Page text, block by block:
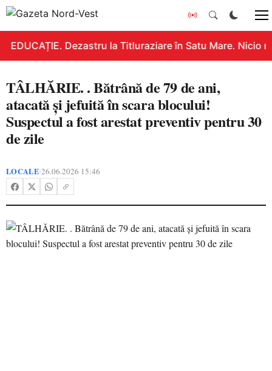
EDUCAȚIE. Dezastru la Titluraziare în Satu Mare. Nicio
TÂLHĂRIE. . Bătrână de 79 de ani,
atacată și jefuită în scara blocului!
Suspectul a fost arestat preventiv pentru 30
de zile
LOCALE•26.06.2026 15:46